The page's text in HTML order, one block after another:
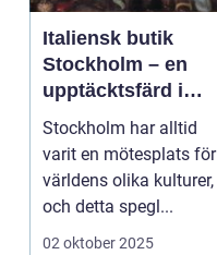
Italiensk butik
Stockholm – en
upptäcktsfärd i
kvalitet och
hantverk
Stockholm har alltid
varit en mötesplats för
världens olika kulturer,
och detta spegl...
02 oktober 2025